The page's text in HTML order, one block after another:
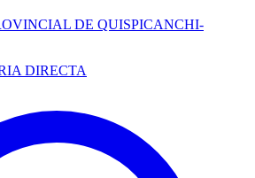
DE QUISPICANCHI-
DIRECTA